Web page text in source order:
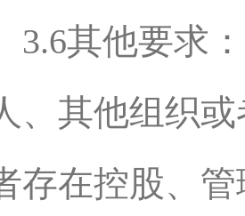
3.6其他要求
、其他组织
存在控股、